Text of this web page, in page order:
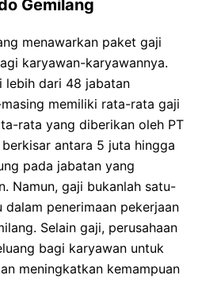
Gemilang
menawarkan paket gaji
karyawan-karyawannya.
lebih dari 48 jabatan
memiliki rata-rata gaji
rata yang diberikan oleh PT
antara 5 juta hingga
pada jabatan yang
Namun, gaji bukanlah satu-
penerimaan pekerjaan
Selain gaji, perusahaan
bagi karyawan untuk
meningkatkan kemampuan